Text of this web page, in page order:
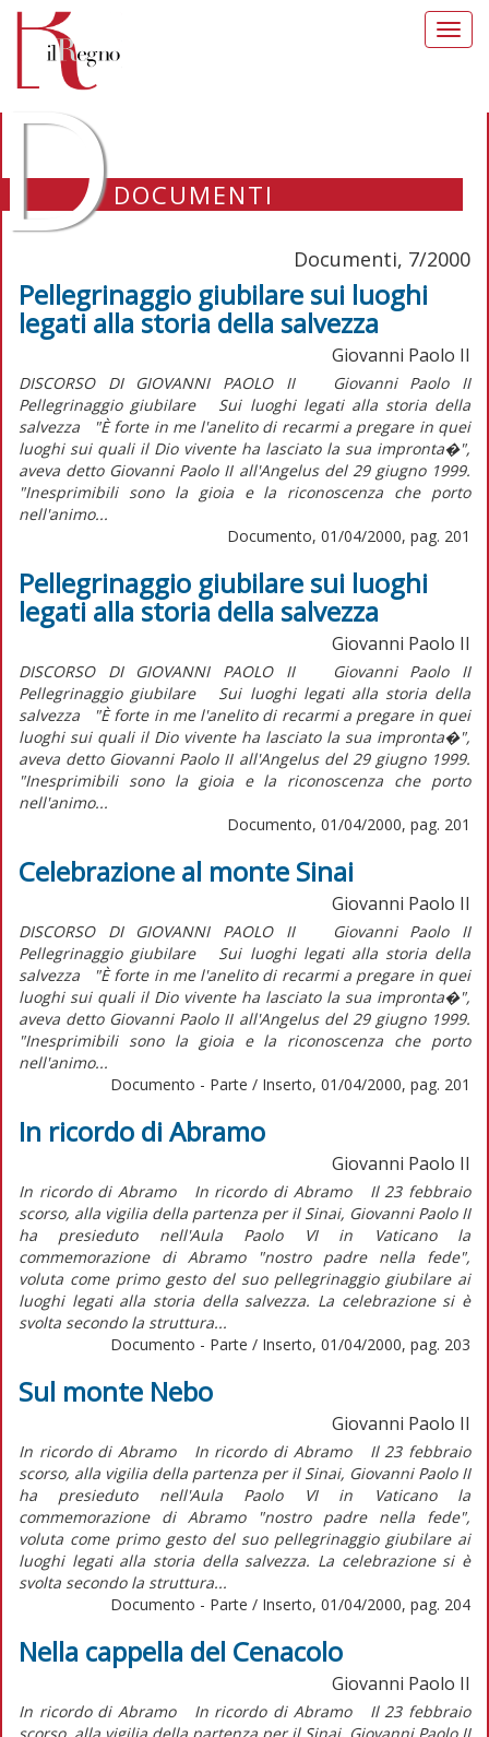
DOCUMENTI
Documenti, 7/2000
Pellegrinaggio giubilare sui luoghi
legati alla storia della salvezza
Giovanni Paolo II
DISCORSO DI GIOVANNI PAOLO II Giovanni Paolo II
Pellegrinaggio giubilare Sui luoghi legati alla storia della
salvezza "È forte in me l'anelito di recarmi a pregare in quei
luoghi sui quali il Dio vivente ha lasciato la sua impronta�",
aveva detto Giovanni Paolo II all'Angelus del 29 giugno 1999.
"Inesprimibili sono la gioia e la riconoscenza che porto
nell'animo...
Documento, 01/04/2000, pag. 201
Pellegrinaggio giubilare sui luoghi
legati alla storia della salvezza
Giovanni Paolo II
DISCORSO DI GIOVANNI PAOLO II Giovanni Paolo II
Pellegrinaggio giubilare Sui luoghi legati alla storia della
salvezza "È forte in me l'anelito di recarmi a pregare in quei
luoghi sui quali il Dio vivente ha lasciato la sua impronta�",
aveva detto Giovanni Paolo II all'Angelus del 29 giugno 1999.
"Inesprimibili sono la gioia e la riconoscenza che porto
nell'animo...
Documento, 01/04/2000, pag. 201
Celebrazione al monte Sinai
Giovanni Paolo II
DISCORSO DI GIOVANNI PAOLO II Giovanni Paolo II
Pellegrinaggio giubilare Sui luoghi legati alla storia della
salvezza "È forte in me l'anelito di recarmi a pregare in quei
luoghi sui quali il Dio vivente ha lasciato la sua impronta�",
aveva detto Giovanni Paolo II all'Angelus del 29 giugno 1999.
"Inesprimibili sono la gioia e la riconoscenza che porto
nell'animo...
Documento - Parte / Inserto, 01/04/2000, pag. 201
In ricordo di Abramo
Giovanni Paolo II
In ricordo di Abramo In ricordo di Abramo Il 23 febbraio
scorso, alla vigilia della partenza per il Sinai, Giovanni Paolo II
ha presieduto nell'Aula Paolo VI in Vaticano la
commemorazione di Abramo "nostro padre nella fede",
voluta come primo gesto del suo pellegrinaggio giubilare ai
luoghi legati alla storia della salvezza. La celebrazione si è
svolta secondo la struttura...
Documento - Parte / Inserto, 01/04/2000, pag. 203
Sul monte Nebo
Giovanni Paolo II
In ricordo di Abramo In ricordo di Abramo Il 23 febbraio
scorso, alla vigilia della partenza per il Sinai, Giovanni Paolo II
ha presieduto nell'Aula Paolo VI in Vaticano la
commemorazione di Abramo "nostro padre nella fede",
voluta come primo gesto del suo pellegrinaggio giubilare ai
luoghi legati alla storia della salvezza. La celebrazione si è
svolta secondo la struttura...
Documento - Parte / Inserto, 01/04/2000, pag. 204
Nella cappella del Cenacolo
Giovanni Paolo II
In ricordo di Abramo In ricordo di Abramo Il 23 febbraio